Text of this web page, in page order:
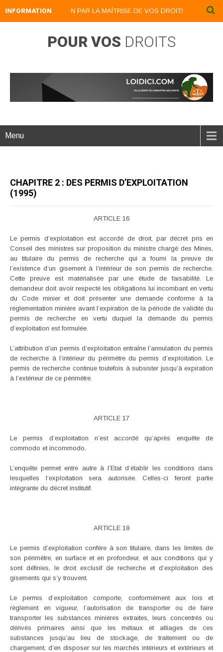
INFORMATION
DEVENEZ UN LION PAR LA MAÎTRISE DE VOS DROITS :
POUR VOS DROITS
Menu
CHAPITRE 2 : DES PERMIS D’EXPLOITATION
(1995)
ARTICLE 16
Le permis d’exploitation est accordé de droit, par décret pris en
Conseil des ministres sur proposition du ministre chargé des Mines,
au titulaire du permis de recherche qui a fourni la preuve de
l’existence d’un gisement à l’intérieur de son permis de recherche.
Cette preuve est matérialisée par une étude de faisabilité. Le
demandeur doit avoir respecté les obligations lui incombant en vertu
du Code minier et doit présenter une demande conforme à la
réglementation minière avant l’expiration de la période de validité du
permis de recherche en vertu duquel la demande du permis
d’exploitation est formulée.
L’attribution d’un permis d’exploitation entraîne l’annulation du permis
de recherche à l’intérieur du périmètre du permis d’exploitation. Le
permis de recherche continue toutefois à subsister jusqu’à expiration
à l’extérieur de ce périmètre.
ARTICLE 17
Le permis d’exploitation n’est accordé qu’après enquête de
commodo et incommodo.
L’enquête permet entre autre à l’Etat d’établir les conditions dans
lesquelles l’exploitation sera autorisée. Celles-ci feront partie
intégrante du décret institutif.
ARTICLE 18
Le permis d’exploitation confère à son titulaire, dans les limites de
son périmètre, en surface et en profondeur, et aux conditions qui y
sont définies, le droit exclusif de recherche et d’exploitation des
gisements qui s’y trouvent.
Le permis d’exploitation comporte, conformément aux lois et
règlement en vigueur, l’autorisation de transporter ou de faire
transporter les substances minières extraites, leurs concentrés ou
dérivés primaires ainsi que les métaux et alliages de ces
substances jusqu’au lieu de stockage, de traitement ou de
chargement, d’en disposer sur les marchés intérieurs et extérieurs et